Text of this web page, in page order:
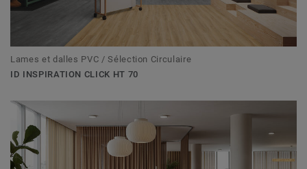
Lames et dalles PVC / Sélection Circulaire
ID INSPIRATION CLICK HT 70